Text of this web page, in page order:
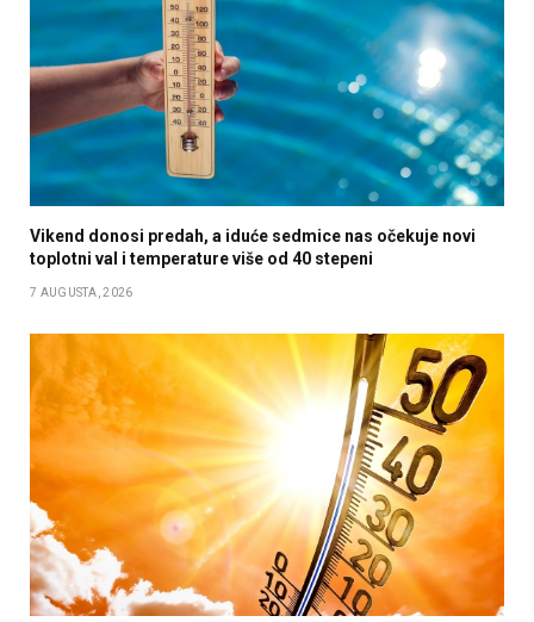
Vikend donosi predah, a iduće sedmice nas očekuje novi
toplotni val i temperature više od 40 stepeni
7 AUGUSTA, 2026